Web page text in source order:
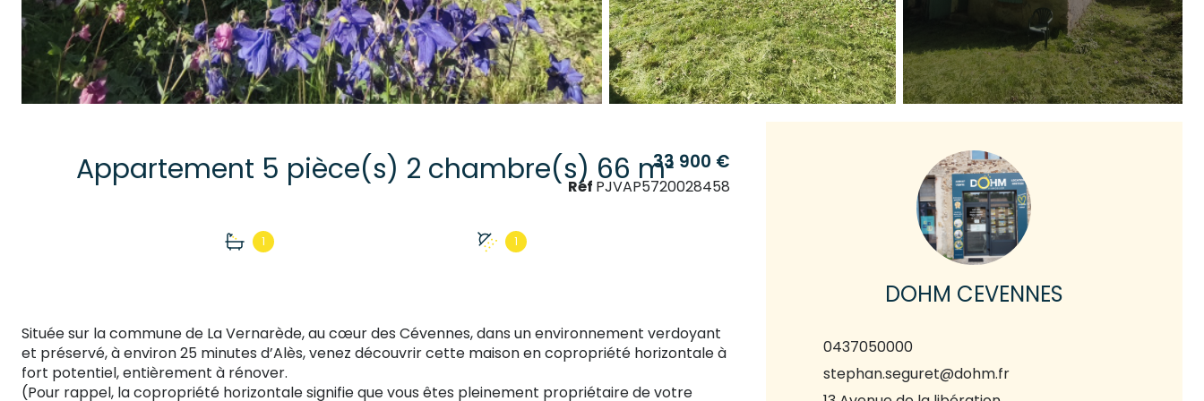
Appartement 5 pièce(s) 2 chambre(s) 66 m²
1 1
33 900 €
Réf PJVAP5720028458
Située sur la commune de La Vernarède, au cœur des Cévennes, dans un environnement verdoyant
et préservé, à environ 25 minutes d’Alès, venez découvrir cette maison en copropriété horizontale à
fort potentiel, entièrement à rénover.
(Pour rappel, la copropriété horizontale signifie que vous êtes pleinement propriétaire de votre
DOHM CEVENNES
0437050000
stephan.seguret@dohm.fr